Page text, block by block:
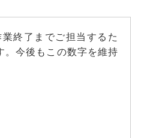
終了までご担当するた
。今後もこの数字を維持